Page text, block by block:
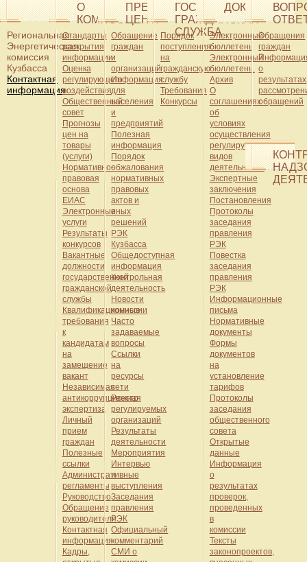
Региональная
Энергетическая
комиссия
Кузбасса
Контактная
информация
О
КОМИССИИ
Стандарты
раскрытия
информации
Оценка
регулирующего
воздействия
Общественный
совет
Прогнозы
цен на
товары
(услуги)
Нормативно-
правовая
основа
ЕИАС
Электронные
услуги
Результаты
конкурсов
Вакантные
должности
государственной
гражданской
службы
Квалификационные
требования
к
кандидатам
на
замещение
вакант
Независимая
антикоррупционная
экспертиза
Личный
прием
граждан
Полезные
ссылки
Административные
регламенты
Руководство
Обращение
руководителя
Контактная
информация
Кадры,
ПРЕСС-
ЦЕНТР
Обращение
граждан
и
организаций
Информация
для
населения
и
предприятий
Полезная
информация
Порядок
обжалования
нормативных
правовых
актов и
иных
решений
РЭК
Кузбасса
Общедоступная
информация
Контрольная
деятельность
Новости
комиссии
Часто
задаваемые
вопросы
Ссылки
на
ресурсы
сети
Реестр
регулируемых
организаций
Результаты
деятельности
Мероприятия
Интервью
и
выступления
Заседания
правления
РЭК
Официальный
комментарий
СМИ о
ГОСУДАРСТВЕННАЯ
ГРАЖДАНСКАЯ
СЛУЖБА
Порядок
поступления
на
гражданскую
службу
Требования
Конкурсы
ДОКУМЕНТЫ
Электронный
бюллетень
Электронный
бюллетень.
Архив
О
соглашениях
об
условиях
осуществления
регулируемых
видов
деятельности
Экспертные
заключения
Постановления
Протоколы
заседания
правления
РЭК
Повестка
заседания
правления
РЭК
Информационные
письма
Нормативные
документы
Формы
документов
на
установление
тарифов
Протоколы
заседания
общественного
совета
Открытые
данные
Информация
о
результатах
проверок,
проведенных
в
комиссии
Тексты
законопроектов,
Обращения
граждан
о
результатах
обращений